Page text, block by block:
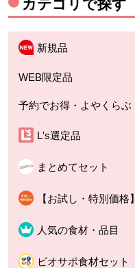
カテゴリで探す
新規品
WEB限定品
予約でお得・よやくらぶ
L's選定品
まとめてセット
【お試し・特別価格】
人気の食材・品目
ビオサポ食材セット